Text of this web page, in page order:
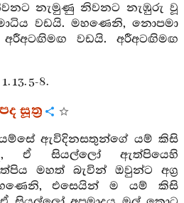
නැමුණු නිවනට නැඹුරු වූ
වඩයි. මහණෙනි, නොපමා
වඩයි. අරීඅටඟිමඟ
1. 13. 5-8.
පද සූත්‍ර
යම්සේ ඇවිදිනසතුන්ගේ යම් කිසි
ඒ සියල්ලෝ ඇත්පියෙහි
මහත් බැවින් ඔවුන්ට අග්‍ර
එසෙයින් ම යම් කිසි